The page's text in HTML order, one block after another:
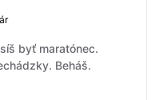
byť maratónec.
Beháš.